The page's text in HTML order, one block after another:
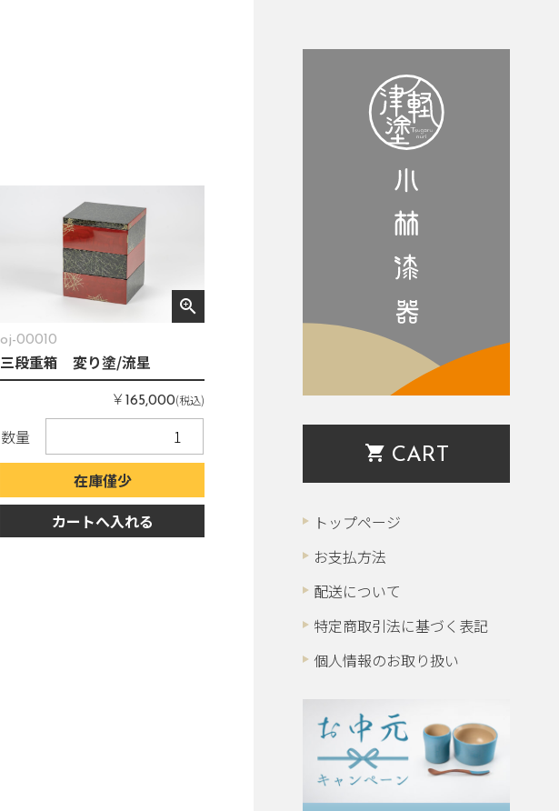
shopping_cart CART
トップページ
お支払方法
配送について
特定商取引法に基づく表記
個人情報のお取り扱い
zoom_in
oj-00010
三段重箱 変り塗/流星
￥165,000(税込)
数量
在庫僅少
カートへ入れる